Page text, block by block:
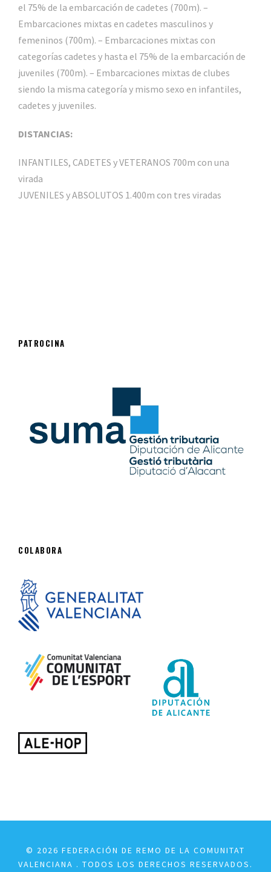
el 75% de la embarcación de cadetes (700m). –
Embarcaciones mixtas en cadetes masculinos y
femeninos (700m). – Embarcaciones mixtas con
categorías cadetes y hasta el 75% de la embarcación de
juveniles (700m). – Embarcaciones mixtas de clubes
siendo la misma categoría y mismo sexo en infantiles,
cadetes y juveniles.
DISTANCIAS:
INFANTILES, CADETES y VETERANOS 700m con una
virada
JUVENILES y ABSOLUTOS 1.400m con tres viradas
PATROCINA
COLABORA
© 2026 FEDERACIÓN DE REMO DE LA COMUNITAT
VALENCIANA . TODOS LOS DERECHOS RESERVADOS.